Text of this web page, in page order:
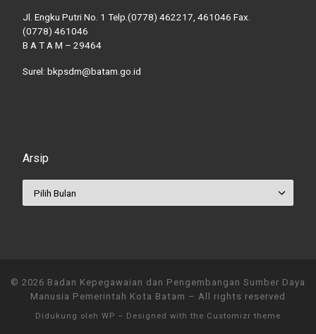
Jl. Engku Putri No. 1 Telp.(0778) 462217, 461046 Fax.
(0778) 461046
B A T A M – 29464
Surel: bkpsdm@batam.go.id
Arsip
© 2026 Badan Kepegawaian dan Pengembangan Sumber Daya
Manusia Pemerintah Kota Batam – All rights reserved
Didukung oleh WP – Designed with the Customizr theme